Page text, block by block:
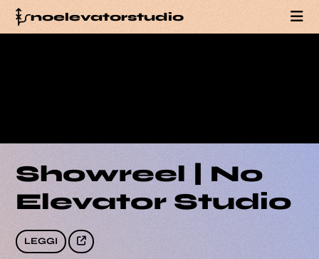
noelevatorstudio
BLOG
TEAM
Showreel | No
Elevator Studio
LEGGI